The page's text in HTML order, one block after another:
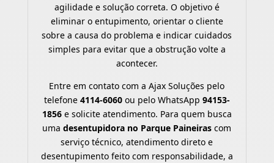
agilidade e solução correta. O objetivo é
eliminar o entupimento, orientar o cliente
sobre a causa do problema e indicar cuidados
simples para evitar que a obstrução volte a
acontecer.
Entre em contato com a Ajax Soluções pelo
telefone 4114-6060ou pelo WhatsApp 94153-
1856e solicite atendimento. Para quem busca
umadesentupidora no Parque Paineiras com
serviço técnico, atendimento direto e
desentupimento feito com responsabilidade, a